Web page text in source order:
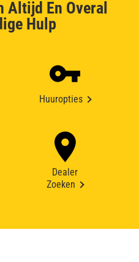
Altijd En Overal
Hulp
Huuropties
Dealer
Zoeken